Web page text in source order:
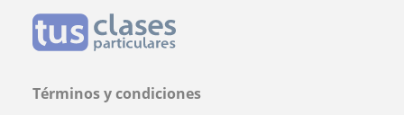
Términos y condiciones